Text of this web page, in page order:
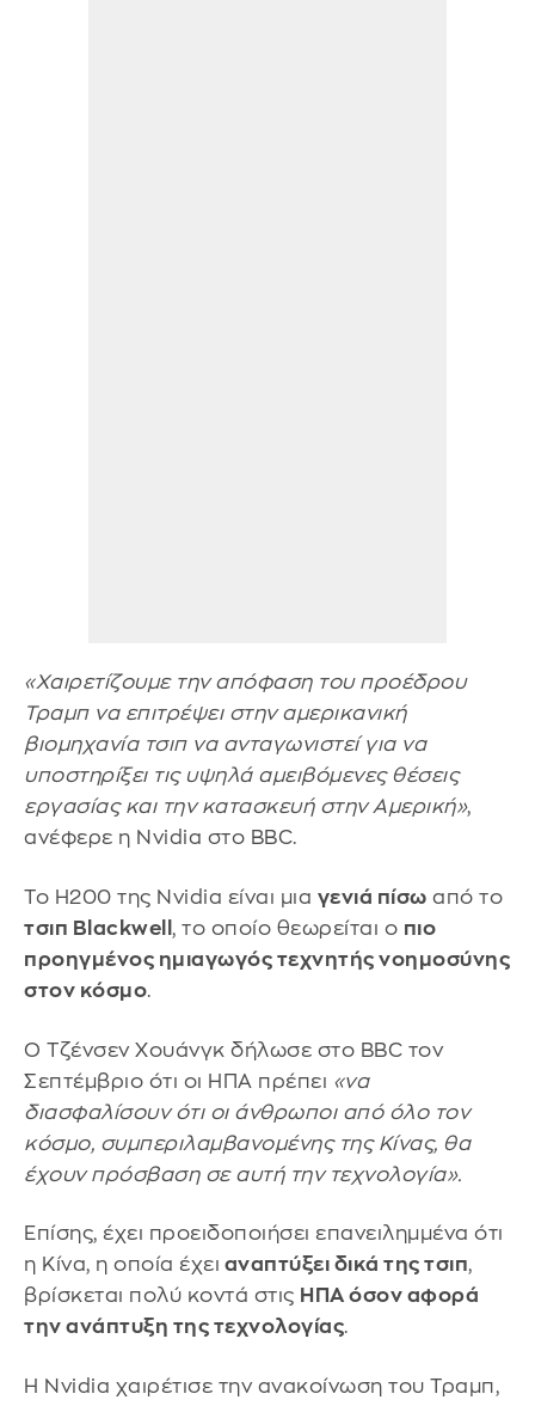
«Χαιρετίζουμε την απόφαση του προέδρου
Τραμπ να επιτρέψει στην αμερικανική
βιομηχανία τσιπ να ανταγωνιστεί για να
υποστηρίξει τις υψηλά αμειβόμενες θέσεις
εργασίας και την κατασκευή στην Αμερική»,
ανέφερε η Nvidia στο BBC.
Το H200 της Nvidia είναι μια γενιά πίσω από το
τσιπ Blackwell , το οποίο θεωρείται ο πιο
προηγμένος ημιαγωγός τεχνητής νοημοσύνης
στον κόσμο.
Ο Τζένσεν Χουάνγκ δήλωσε στο BBC τον
Σεπτέμβριο ότι οι ΗΠΑ πρέπει «να
διασφαλίσουν ότι οι άνθρωποι από όλο τον
κόσμο, συμπεριλαμβανομένης της Κίνας, θα
έχουν πρόσβαση σε αυτή την τεχνολογία».
Επίσης, έχει προειδοποιήσει επανειλημμένα ότι
η Κίνα, η οποία έχει αναπτύξει δικά της τσιπ,
βρίσκεται πολύ κοντά στις ΗΠΑ όσον αφορά
την ανάπτυξη της τεχνολογίας.
Η Nvidia χαιρέτισε την ανακοίνωση του Τραμπ,